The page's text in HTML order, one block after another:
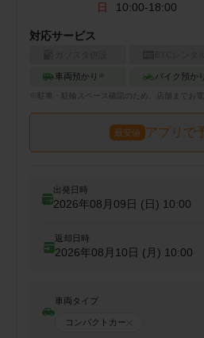
日
10:00-18:00
対応サービス
車両預かり ※ バイク預かり
※ 駐車・駐輪 スペース確認のため、店舗までお
最安値 アプリで
出発日時
2026年08月09日 (日) 10:00
返却日時
2026年08月10日 (月) 10:00
車両タイプ
コンパクトカー